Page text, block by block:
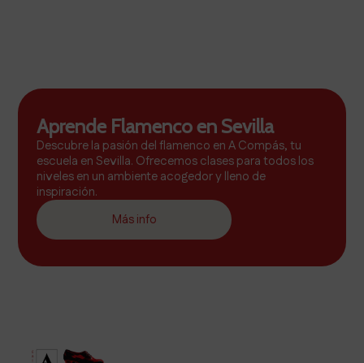
Aprende Flamenco en Sevilla
Descubre la pasión del flamenco en A Compás, tu
escuela en Sevilla. Ofrecemos clases para todos los
niveles en un ambiente acogedor y lleno de
inspiración.
Más info